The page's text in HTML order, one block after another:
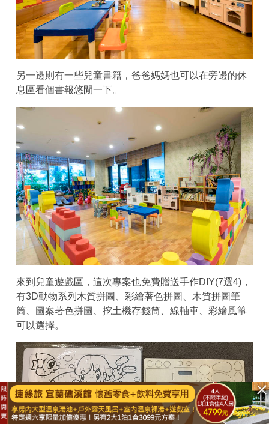
另一邊則有一些兒童書籍，爸爸媽媽也可以在旁邊的休
息區看個書報悠閒一下。
來到兒童遊戲區，這次專案也免費贈送手作DIY(7選4)，
有3D動物系列木質拼圖、彩繪著色拼圖、木質拼圖筆
筒、圖案著色拼圖、挖土機存錢筒、線軸車、彩繪風箏
可以選擇。
已結束